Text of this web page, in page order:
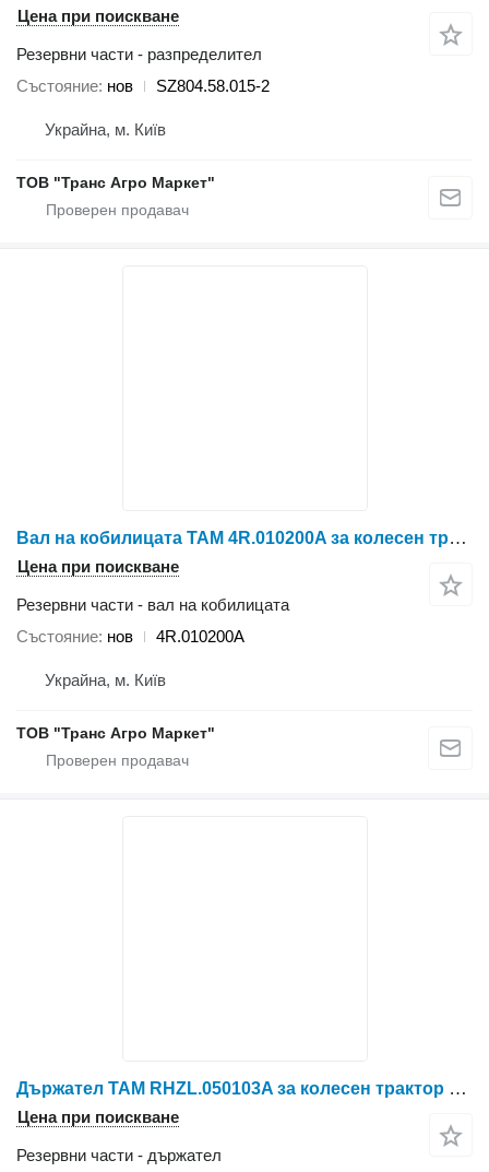
Цена при поискване
Резервни части - разпределител
Състояние нов SZ804.58.015-2
Украйна, м. Київ
ТОВ "Транс Агро Маркет"
Вал на кобилицата TAM 4R.010200A за колесен трактор YTO X804/X904/LX954/NLX1024/NLX1054
Цена при поискване
Резервни части - вал на кобилицата
Състояние нов 4R.010200A
Украйна, м. Київ
ТОВ "Транс Агро Маркет"
Държател TAM RHZL.050103A за колесен трактор YTO X804/X904/LX954/NLX1024/NLX1054/X1204/NLX1304/NLX1404
Цена при поискване
Резервни части - държател